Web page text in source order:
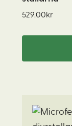
529.00kr